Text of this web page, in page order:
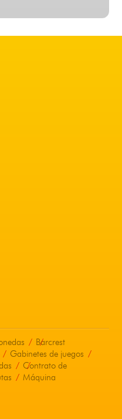
Barcrest
Gabinetes de juegos
Contrato de
Máquina